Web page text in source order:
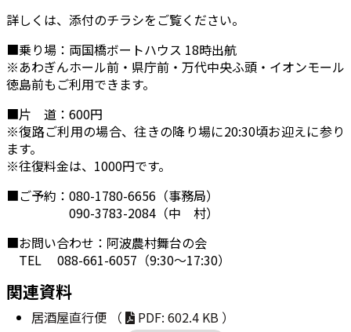
詳しくは、添付のチラシをご覧ください。
■乗り場：両国橋ボートハウス 18時出航
※あわぎんホール前・県庁前・万代中央ふ頭・イオンモール
徳島前もご利用できます。
■片 道：600円
※復路ご利用の場合、往きの降り場に20:30頃お迎えに参り
ます。
※往復料金は、1000円です。
■ご予約：080-1780-6656（事務局）
090-3783-2084（中 村）
■お問い合わせ：阿波農村舞台の会
TEL 088-661-6057（9:30～17:30）
関連資料
居酒屋直行便 （
PDF: 602.4 KB ）